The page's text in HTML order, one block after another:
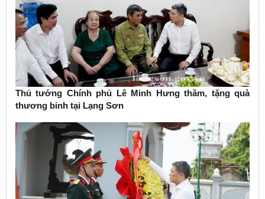
Thủ tướng Chính phủ Lê Minh Hưng thăm, tặng quà
thương binh tại Lạng Sơn